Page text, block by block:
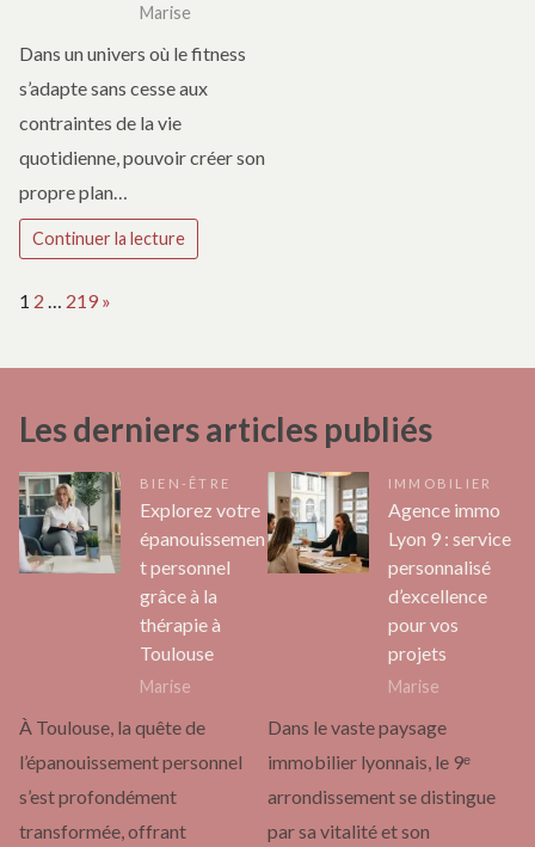
Marise
Dans un univers où le fitness
s’adapte sans cesse aux
contraintes de la vie
quotidienne, pouvoir créer son
propre plan…
Continuer la lecture
Page:
1 2 219 Next
»
Les derniers articles publiés
BIEN-ÊTRE
Explorez votre
épanouissemen
t personnel
grâce à la
thérapie à
Toulouse
Marise
À Toulouse, la quête de
l’épanouissement personnel
s’est profondément
transformée, offrant
IMMOBILIER
Agence immo
Lyon 9 : service
personnalisé
d’excellence
pour vos
projets
Marise
Dans le vaste paysage
immobilier lyonnais, le 9ᵉ
arrondissement se distingue
par sa vitalité et son